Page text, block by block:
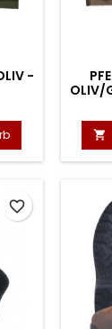
-
OLIV/

favorite_border